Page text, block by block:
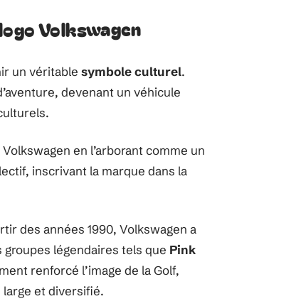
Volkswagen
un véritable symbole culturel.
devenant un véhicule
en l’arborant comme un
inscrivant la marque dans la
des années 1990, Volkswagen a
légendaires tels que Pink
renforcé l’image de la Golf,
large et diversifié.